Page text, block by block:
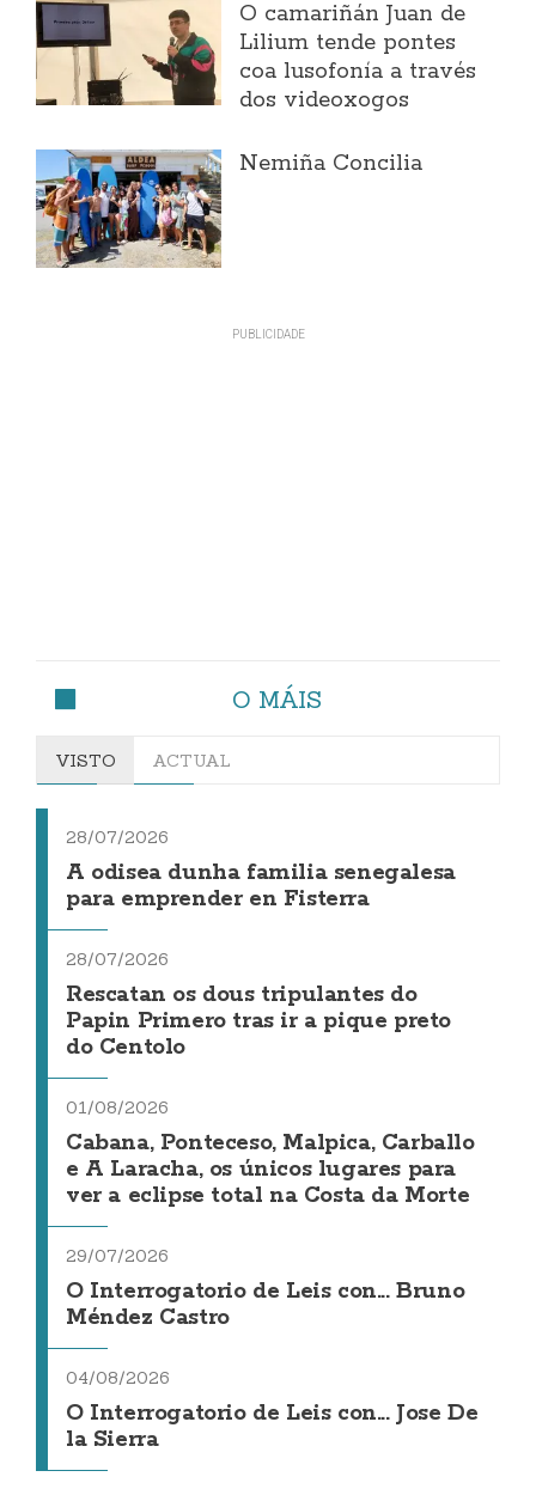
O camariñán Juan de
Lilium tende pontes
coa lusofonía a través
dos videoxogos
Nemiña Concilia
O MÁIS
VISTO ACTUAL
28/07/2026
A odisea dunha familia senegalesa
para emprender en Fisterra
28/07/2026
Rescatan os dous tripulantes do
Papin Primero tras ir a pique preto
do Centolo
01/08/2026
Cabana, Ponteceso, Malpica, Carballo
e A Laracha, os únicos lugares para
ver a eclipse total na Costa da Morte
29/07/2026
O Interrogatorio de Leis con... Bruno
Méndez Castro
04/08/2026
O Interrogatorio de Leis con... Jose De
la Sierra